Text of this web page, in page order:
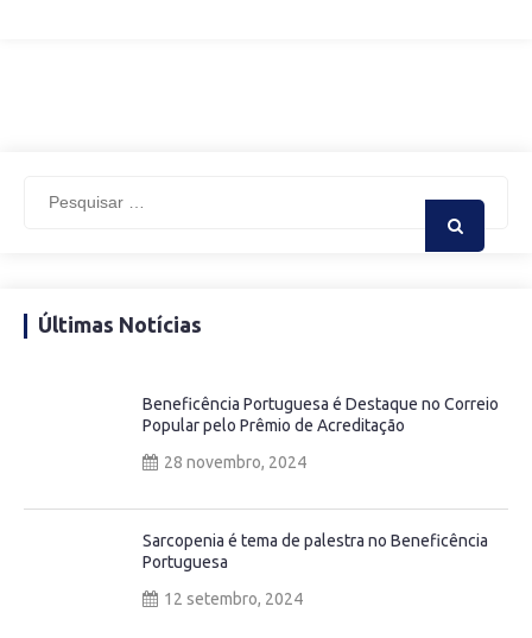
Últimas Notícias
Beneficência Portuguesa é Destaque no Correio
Popular pelo Prêmio de Acreditação
28 novembro, 2024
Sarcopenia é tema de palestra no Beneficência
Portuguesa
12 setembro, 2024